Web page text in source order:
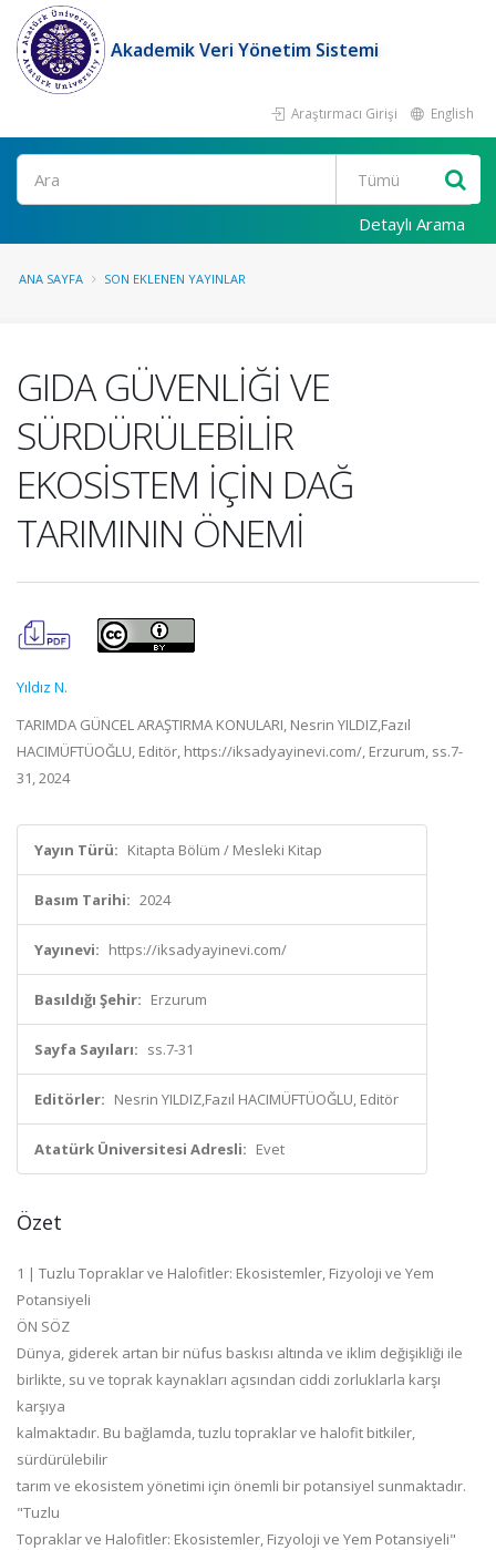
Akademik Veri Yönetim Sistemi
Araştırmacı Girişi English
Ara
Detaylı Arama
ANA SAYFA SON EKLENEN YAYINLAR
GIDA GÜVENLİĞİ VE
SÜRDÜRÜLEBİLİR
EKOSİSTEM İÇİN DAĞ
TARIMININ ÖNEMİ
Yıldız N.
TARIMDA GÜNCEL ARAŞTIRMA KONULARI, Nesrin YILDIZ,Fazıl
HACIMÜFTÜOĞLU, Editör, https://iksadyayinevi.com/, Erzurum, ss.7-
31, 2024
Yayın Türü: Kitapta Bölüm / Mesleki Kitap
Basım Tarihi: 2024
Yayınevi: https://iksadyayinevi.com/
Basıldığı Şehir: Erzurum
Sayfa Sayıları: ss.7-31
Editörler: Nesrin YILDIZ,Fazıl HACIMÜFTÜOĞLU, Editör
Atatürk Üniversitesi Adresli: Evet
Özet
1 | Tuzlu Topraklar ve Halofitler: Ekosistemler, Fizyoloji ve Yem
Potansiyeli
ÖN SÖZ
Dünya, giderek artan bir nüfus baskısı altında ve iklim değişikliği ile
birlikte, su ve toprak kaynakları açısından ciddi zorluklarla karşı
karşıya
kalmaktadır. Bu bağlamda, tuzlu topraklar ve halofit bitkiler,
sürdürülebilir
tarım ve ekosistem yönetimi için önemli bir potansiyel sunmaktadır.
"Tuzlu
Topraklar ve Halofitler: Ekosistemler, Fizyoloji ve Yem Potansiyeli"